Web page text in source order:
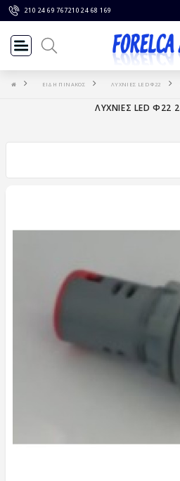
210 24 69 767210 24 68 169
ΕΙΔΗ ΠΙΝΑΚΟΣ ΛΥΧΝΙΕΣ LED Φ22
ΛΥΧΝΙΕΣ LED Φ22